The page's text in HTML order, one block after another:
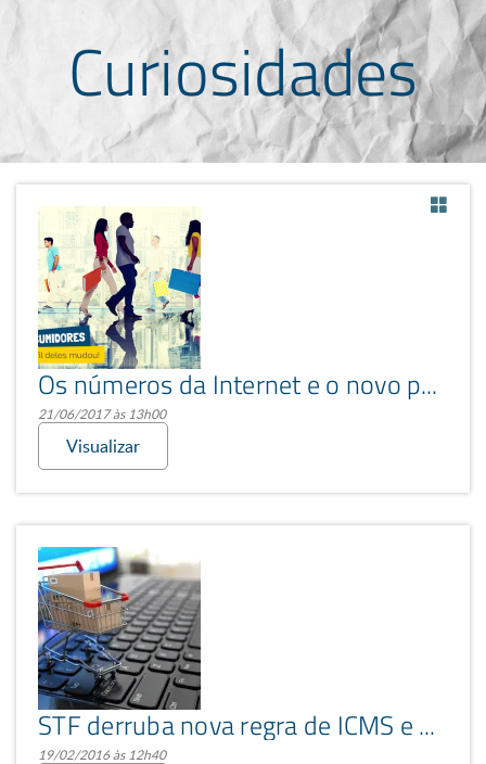
Curiosidades
Os números da Internet e o novo perfil do consumidor
21/06/2017 às 13h00
Visualizar
STF derruba nova regra de ICMS e e-commerces voltam a funcionar normalmente
19/02/2016 às 12h40